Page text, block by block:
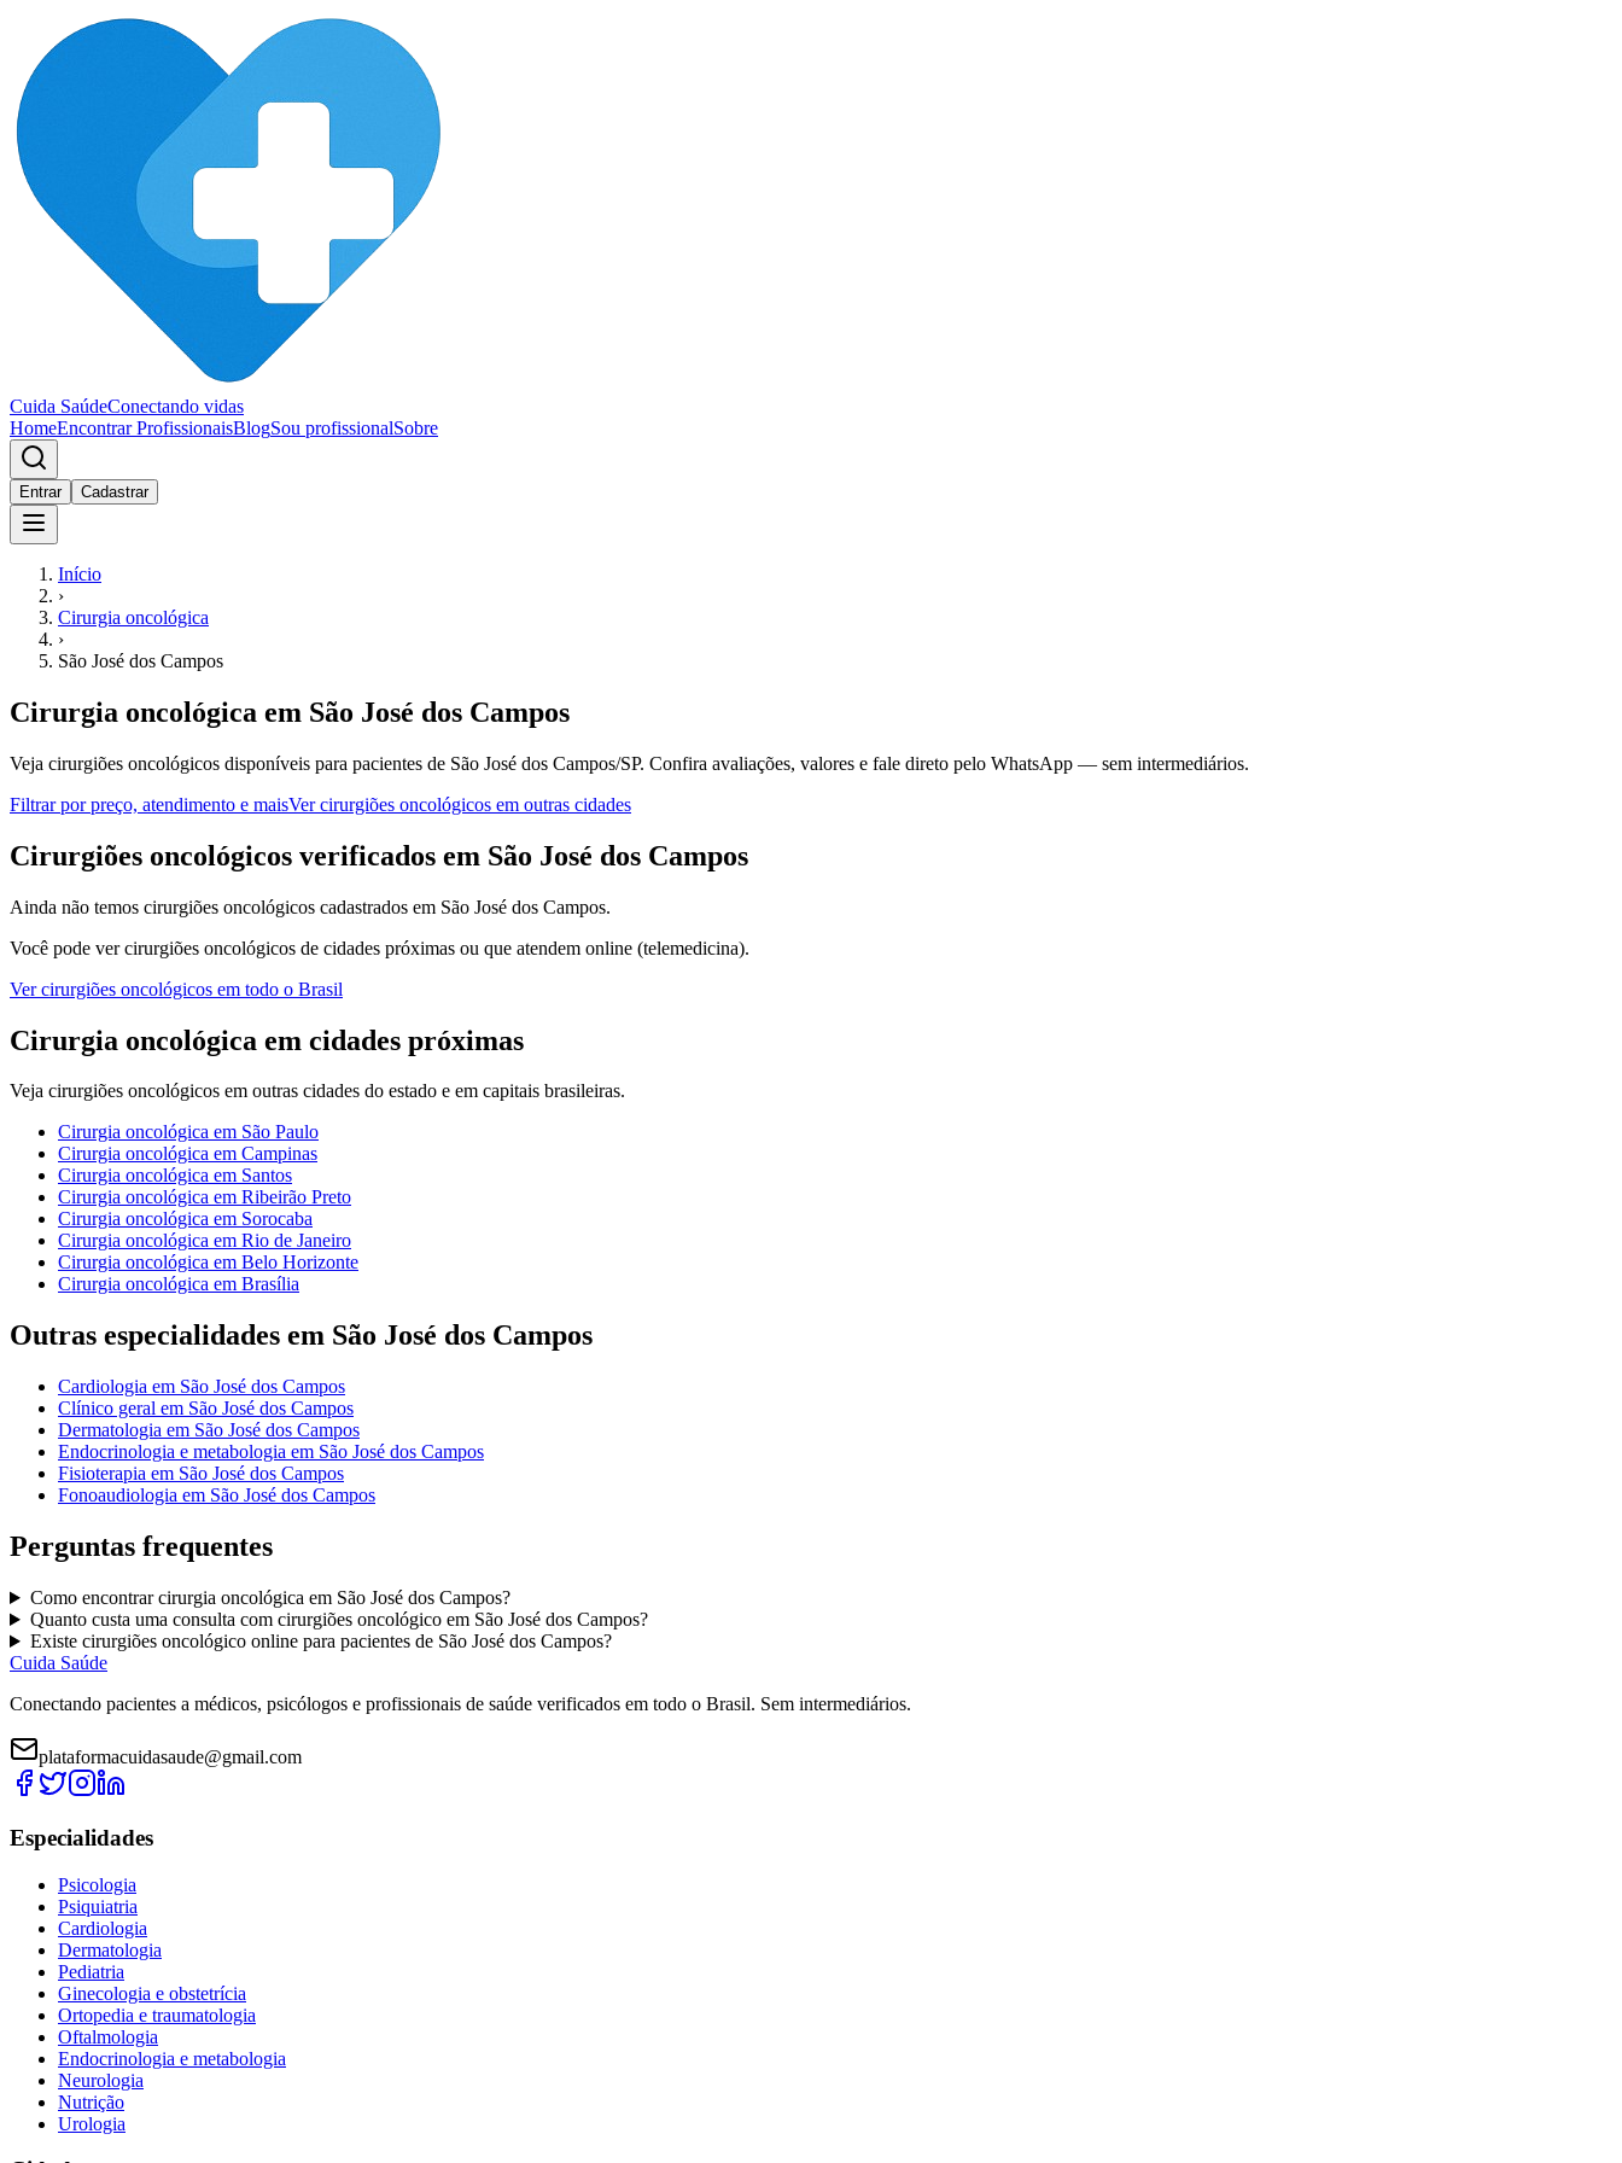
Cuida SaúdeConectando vidas
HomeEncontrar ProfissionaisBlogSou profissionalSobre
Entrar Cadastrar
Início
›
Cirurgia oncológica
›
São José dos Campos
Cirurgia oncológica em São José dos Campos
Veja cirurgiões oncológicos disponíveis para pacientes de São José dos Campos/SP. Confira avaliações, valores e fale direto pelo WhatsApp — sem intermediários.
Filtrar por preço, atendimento e maisVercirurgiões oncológicos em outras cidades
Cirurgiões oncológicos verificados em São José dos Campos
Ainda não temos cirurgiões oncológicos cadastrados em São José dos Campos.
Você pode vercirurgiões oncológicos de cidades próximas ou que atendem online (telemedicina).
Vercirurgiões oncológicos em todo o Brasil
Cirurgia oncológica em cidades próximas
Veja cirurgiões oncológicos em outras cidades do estado e em capitais brasileiras.
Cirurgia oncológica em São Paulo
Cirurgia oncológica em Campinas
Cirurgia oncológica em Santos
Cirurgia oncológica em Ribeirão Preto
Cirurgia oncológica em Sorocaba
Cirurgia oncológica em Rio de Janeiro
Cirurgia oncológica em Belo Horizonte
Cirurgia oncológica em Brasília
Outras especialidades em São José dos Campos
Cardiologia em São José dos Campos
Clínico geral em São José dos Campos
Dermatologia em São José dos Campos
Endocrinologia e metabologia em São José dos Campos
Fisioterapia em São José dos Campos
Fonoaudiologia em São José dos Campos
Perguntas frequentes
Como encontrarcirurgia oncológica em São José dos Campos?
Quanto custa uma consulta com cirurgiões oncológicoem São José dos Campos?
Existe cirurgiões oncológicoonline para pacientes de São José dos Campos?
Cuida Saúde
Conectando pacientes a médicos, psicólogos e profissionais de saúde verificados em todo o Brasil. Sem intermediários.
plataformacuidasaude@gmail.com
Especialidades
Psicologia
Psiquiatria
Cardiologia
Dermatologia
Pediatria
Ginecologia e obstetrícia
Ortopedia e traumatologia
Oftalmologia
Endocrinologia e metabologia
Neurologia
Nutrição
Urologia